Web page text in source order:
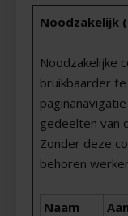
Noodzakelijk
Noodzakelijke
bruikbaarder
gedeelten van
Zonder deze
behoren
Naam